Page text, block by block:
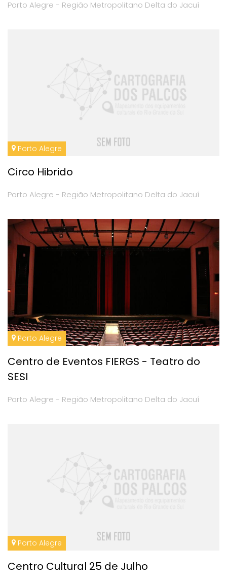
Porto Alegre - Região Metropolitano Delta do Jacuí
Porto Alegre
Circo Hibrido
Porto Alegre - Região Metropolitano Delta do Jacuí
Porto Alegre
Centro de Eventos FIERGS - Teatro do
SESI
Porto Alegre - Região Metropolitano Delta do Jacuí
Porto Alegre
Centro Cultural 25 de Julho